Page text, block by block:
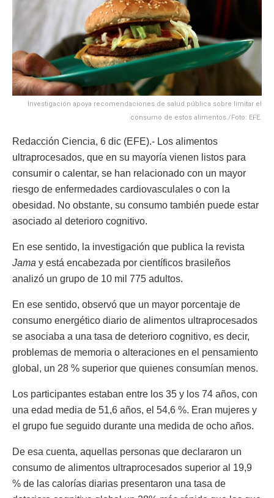
Investigación apoya recomendaciones de salud pública sobre limitar el
consumo de estos alimentos./Foto: EFE.
Redacción Ciencia, 6 dic (EFE).- Los alimentos
ultraprocesados, que en su mayoría vienen listos para
consumir o calentar, se han relacionado con un mayor
riesgo de enfermedades cardiovasculales o con la
obesidad. No obstante, su consumo también puede estar
asociado al deterioro cognitivo.
En ese sentido, la investigación que publica la revista
Jama y está encabezada por científicos brasileños
analizó un grupo de 10 mil 775 adultos.
En ese sentido, observó que un mayor porcentaje de
consumo energético diario de alimentos ultraprocesados
se asociaba a una tasa de deterioro cognitivo, es decir,
problemas de memoria o alteraciones en el pensamiento
global, un 28 % superior que quienes consumían menos.
Los participantes estaban entre los 35 y los 74 años, con
una edad media de 51,6 años, el 54,6 %. Eran mujeres y
el grupo fue seguido durante una medida de ocho años.
De esa cuenta, aquellas personas que declararon un
consumo de alimentos ultraprocesados superior al 19,9
% de las calorías diarias presentaron una tasa de